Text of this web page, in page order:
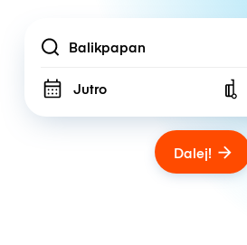
Location
Jutro
Dalej!